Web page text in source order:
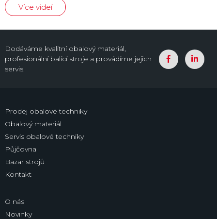
Více videí
Dodáváme kvalitní obalový materiál,
profesionální balící stroje a provádíme jejich
servis.
Prodej obalové techniky
Obalový materiál
Servis obalové techniky
Půjčovna
Bazar strojů
Kontakt
O nás
Novinky